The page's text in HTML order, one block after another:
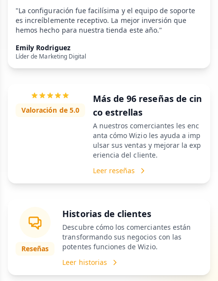
"La configuración fue facilísima y el equipo de soporte
es increíblemente receptivo. La mejor inversión que
hemos hecho para nuestra tienda este año."
Emily Rodriguez
Líder de Marketing Digital
Valoración de 5.0
Más de 96 reseñas de cin
co estrellas
A nuestros comerciantes les enc
anta cómo Wizio les ayuda a imp
ulsar sus ventas y mejorar la exp
eriencia del cliente.
Leer reseñas
Reseñas
Historias de clientes
Descubre cómo los comerciantes están
transformando sus negocios con las
potentes funciones de Wizio.
Leer historias